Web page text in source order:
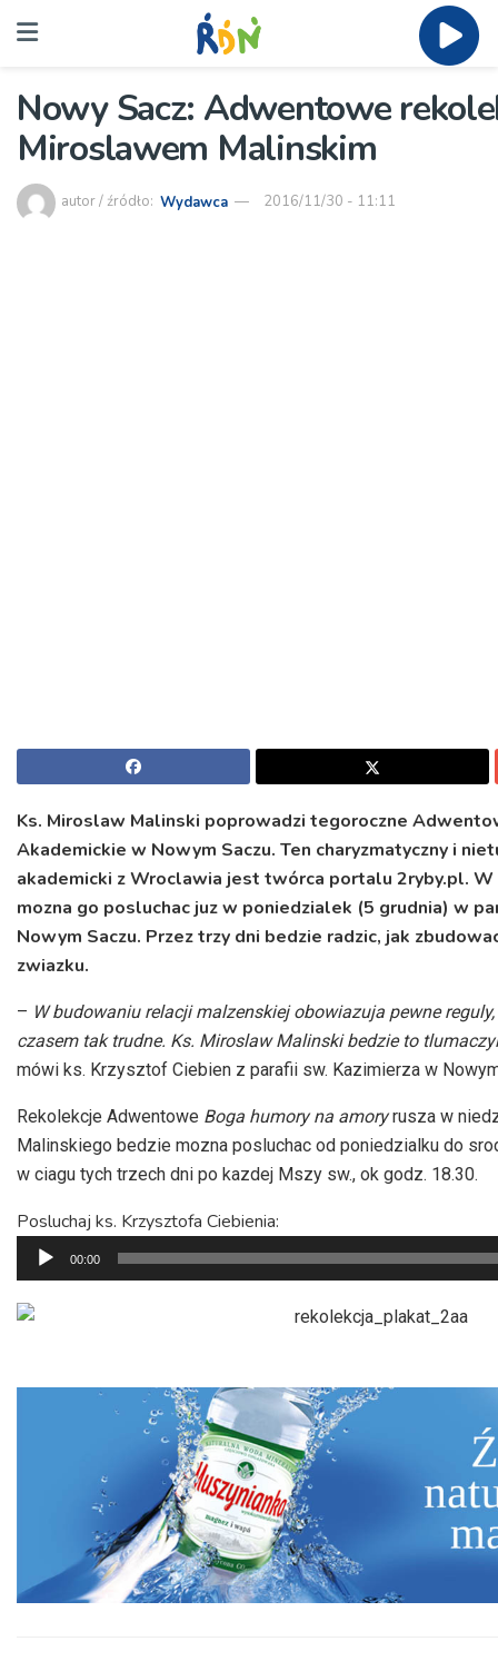
Nowy Sacz: Adwentowe
Miroslawem Malinskim
autor / źródło: Wydawca 2016/11/30 - 11:11
Ks. Miroslaw Malinski poprowadzi tegoroczne
Akademickie w Nowym Saczu. Ten charyzmatyczny i
akademicki z Wroclawia jest twórca portalu 2ryby.pl. W
mozna go posluchac juz w poniedzialek (5 grudnia) w
Nowym Saczu. Przez trzy dni bedzie radzic, jak
zwiazku.
– W budowaniu relacji malzenskiej obowiazuja pewne
czasem tak trudne. Ks. Miroslaw Malinski bedzie to
mówi ks. Krzysztof Ciebien z parafii sw. Kazimierza w
Rekolekcje Adwentowe Boga humory na amoryrusza w
Malinskiego bedzie mozna posluchac od poniedzialku do
w ciagu tych trzech dni po kazdej Mszy sw., ok godz. 18.30.
Posluchaj ks. Krzysztofa Ciebienia:
Odtwarzacz
plików
dźwiękowych
00:00